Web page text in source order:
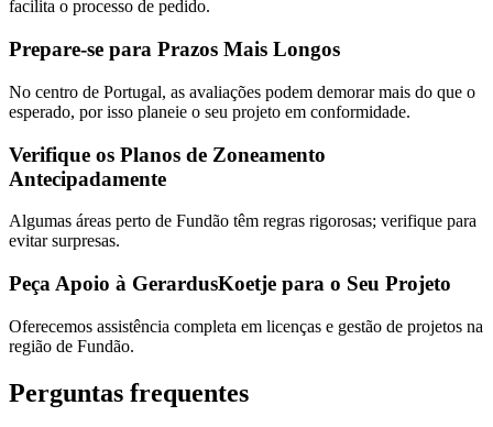
facilita o processo de pedido.
Prepare-se para Prazos Mais Longos
No centro de Portugal, as avaliações podem demorar mais do que o
esperado, por isso planeie o seu projeto em conformidade.
Verifique os Planos de Zoneamento
Antecipadamente
Algumas áreas perto de Fundão têm regras rigorosas; verifique para
evitar surpresas.
Peça Apoio à GerardusKoetje para o Seu Projeto
Oferecemos assistência completa em licenças e gestão de projetos na
região de Fundão.
Perguntas frequentes